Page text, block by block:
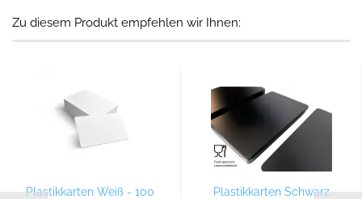
Zu diesem Produkt empfehlen wir Ihnen:
Plastikkarten Weiß - 100
Plastikkarten Schwarz